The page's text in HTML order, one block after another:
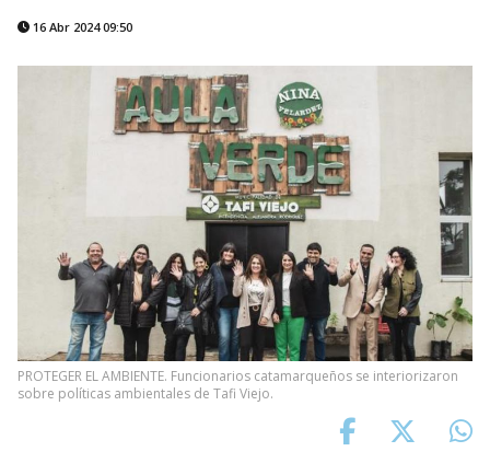
16 Abr 2024 09:50
PROTEGER EL AMBIENTE. Funcionarios catamarqueños se interiorizaron
sobre políticas ambientales de Tafi Viejo.